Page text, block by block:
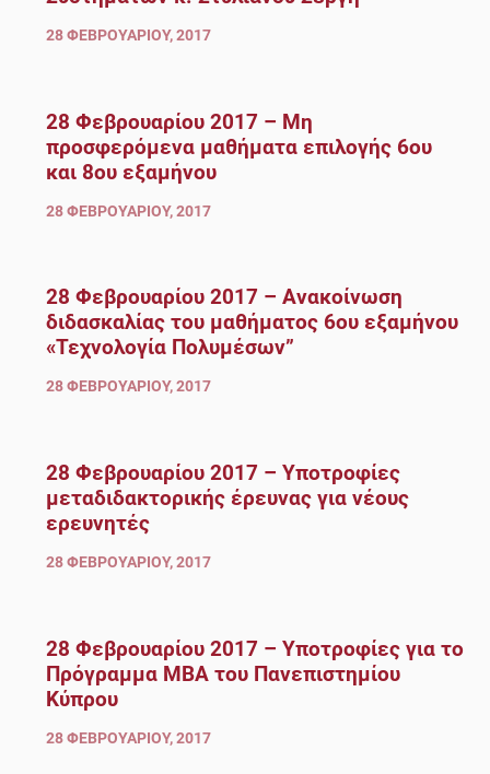
28 ΦΕΒΡΟΥΑΡΊΟΥ, 2017
28 Φεβρουαρίου 2017 – Μη
προσφερόμενα μαθήματα επιλογής 6ου
και 8ου εξαμήνου
28 ΦΕΒΡΟΥΑΡΊΟΥ, 2017
28 Φεβρουαρίου 2017 – Ανακοίνωση
διδασκαλίας του μαθήματος 6ου εξαμήνου
«Τεχνολογία Πολυμέσων”
28 ΦΕΒΡΟΥΑΡΊΟΥ, 2017
28 Φεβρουαρίου 2017 – Υποτροφίες
μεταδιδακτορικής έρευνας για νέους
ερευνητές
28 ΦΕΒΡΟΥΑΡΊΟΥ, 2017
28 Φεβρουαρίου 2017 – Υποτροφίες για το
Πρόγραμμα ΜΒΑ του Πανεπιστημίου
Κύπρου
28 ΦΕΒΡΟΥΑΡΊΟΥ, 2017